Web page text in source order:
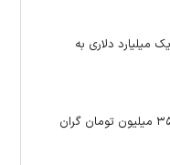
میلیارد دلاری به
قیمت خودرو امروز ۱۹ مرداد ۱۴۰۵ / تارا ۳۵ میلیون تومان گران